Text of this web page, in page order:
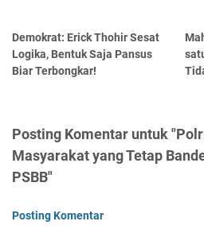
Demokrat: Erick Thohir Sesat
Logika, Bentuk Saja Pansus
Biar Terbongkar!
Posting Komentar untuk
Masyarakat yang Tetap
PSBB"
Posting Komentar